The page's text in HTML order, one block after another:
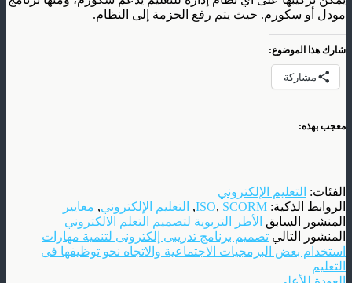
مودل أو سكورم. حيث يتم رفع الحزمة إلى النظام.
شارك هذا الموضوع:
مشاركة
معجب بهذه:
الفئات: التعليم الإلكتروني
الروابط الذكية:
ISO, SCORM
, التعليم الإلكتروني, معايير
المنشور السابق الأطر التربوية لتصميم التعلم الالكتروني
المنشور التالي تصميم برنامج تدريبى إلكترونى لتنمية مهارات
استخدام بعض البرمجيات الاجتماعية والاتجاه نحو توظيفها فى
التعليم